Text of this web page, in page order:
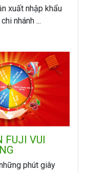
xuất nhập khẩu
nhánh ...
FUJI VUI
phút giây